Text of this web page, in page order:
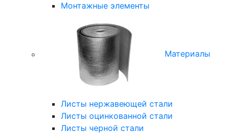
Монтажные элементы
Материалы
Листы нержавеющей стали
Листы оцинкованной стали
Листы черной стали